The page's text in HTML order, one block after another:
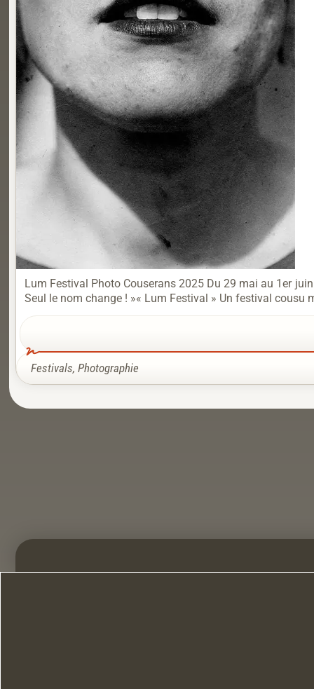
Lum Festival Photo Couserans 2025 Du 29 mai au 1er
Seul le nom change ! »« Lum Festival » Un festival
Festivals, Photographie